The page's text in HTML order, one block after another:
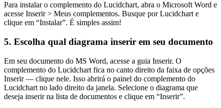
Para instalar o complemento do Lucidchart, abra o Microsoft Word e
acesse Inserir > Meus complementos. Busque por Lucidchart e
clique em “Instalar”. É simples assim!
5. Escolha qual diagrama inserir em seu documento
Em seu documento do MS Word, acesse a guia Inserir. O
complemento do Lucidchart fica no canto direito da faixa de opções
Inserir — clique nele. Isso abrirá o painel do complemento do
Lucidchart no lado direito da janela. Selecione o diagrama que
deseja inserir na lista de documentos e clique em “Inserir”.